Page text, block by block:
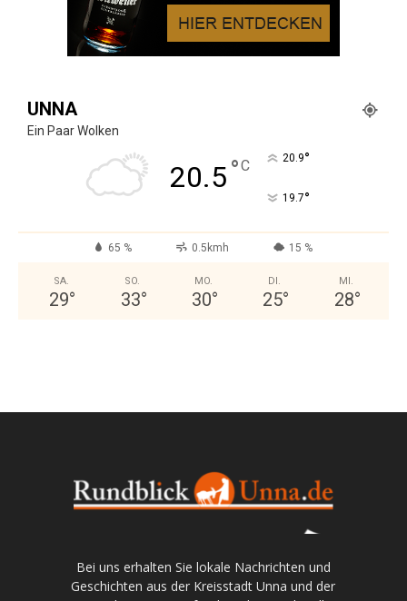
UNNA
Ein Paar Wolken
20.5°C 20.9°
19.7°
65 % 0.5kmh 15 %
SA.
29°
SO.
33°
MO.
30°
DI.
25°
MI.
28°
Bei uns erhalten Sie lokale Nachrichten und
Geschichten aus der Kreisstadt Unna und der